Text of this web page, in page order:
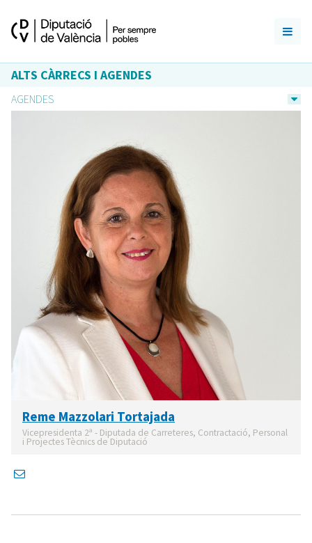
ALTS CÀRRECS I AGENDES
AGENDES
Reme Mazzolari Tortajada
Vicepresidenta 2ª - Diputada de Carreteres, Contractació, Personal
i Projectes Tècnics de Diputació